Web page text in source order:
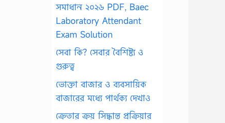
সমাধান ২০২৬ PDF, Baec
Laboratory Attendant
Exam Solution
সেবা কি? সেবার বৈশিষ্ট্য ও
গুরুত্ব
ভোক্তা বাজার ও ব্যবসায়িক
বাজারের মধ্যে পার্থক্য দেখাও
ক্রেতার ক্রয় সিদ্ধান্ত প্রক্রিয়ার